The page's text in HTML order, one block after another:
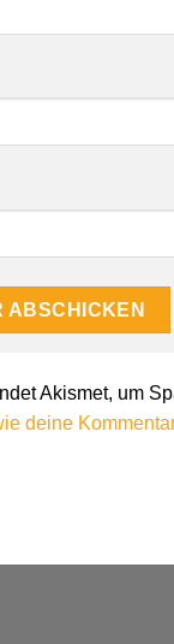
Akismet, um
deine